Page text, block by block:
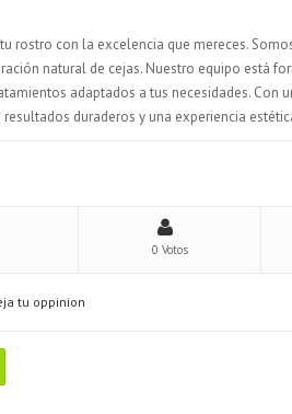
rostro con la excelencia que mereces.
natural de cejas. Nuestro equipo está
adaptados a tus necesidades.
duraderos y una experiencia
0 Votos
tu oppinion